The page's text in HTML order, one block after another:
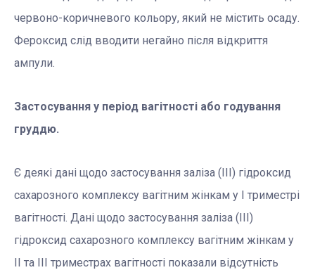
червоно-коричневого кольору, який не містить осаду.
Фероксид слід вводити негайно після відкриття
ампули.
Застосування у період вагітності або годування
груддю.
Є деякі дані щодо застосування заліза (ІІІ) гідроксид
сахарозного комплексу вагітним жінкам у І триместрі
вагітності. Дані щодо застосування заліза (ІІІ)
гідроксид сахарозного комплексу вагітним жінкам у
ІІ та ІІІ триместрах вагітності показали відсутність